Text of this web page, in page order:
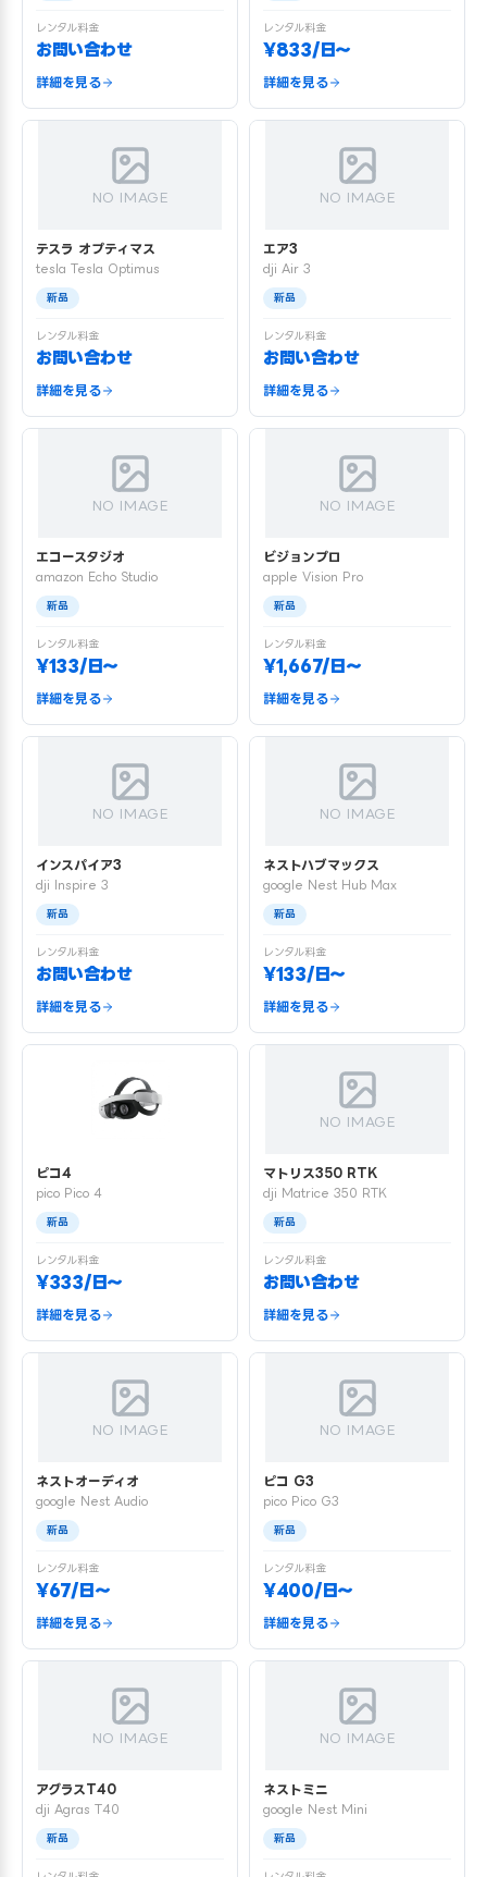
レンタル料金
お問い合わせ
詳細を見る
レンタル料金
¥833/日〜
詳細を見る
NO IMAGE
テスラ オプティマス
tesla Tesla Optimus
新品
レンタル料金
お問い合わせ
詳細を見る
NO IMAGE
エア3
dji Air 3
新品
レンタル料金
お問い合わせ
詳細を見る
NO IMAGE
エコースタジオ
amazon Echo Studio
新品
レンタル料金
¥133/日〜
詳細を見る
NO IMAGE
ビジョンプロ
apple Vision Pro
新品
レンタル料金
¥1,667/日〜
詳細を見る
NO IMAGE
インスパイア3
dji Inspire 3
新品
レンタル料金
お問い合わせ
詳細を見る
NO IMAGE
ネストハブマックス
google Nest Hub Max
新品
レンタル料金
¥133/日〜
詳細を見る
ピコ4
pico Pico 4
新品
レンタル料金
¥333/日〜
詳細を見る
NO IMAGE
マトリス350 RTK
dji Matrice 350 RTK
新品
レンタル料金
お問い合わせ
詳細を見る
NO IMAGE
ネストオーディオ
google Nest Audio
新品
レンタル料金
¥67/日〜
詳細を見る
NO IMAGE
ピコ G3
pico Pico G3
新品
レンタル料金
¥400/日〜
詳細を見る
NO IMAGE
アグラスT40
dji Agras T40
新品
NO IMAGE
ネストミニ
google Nest Mini
新品